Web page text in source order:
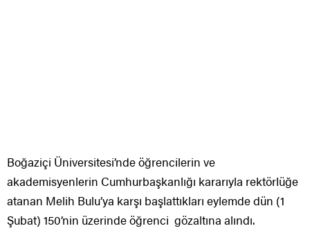
Boğaziçi Üniversitesi’nde öğrencilerin ve
akademisyenlerin Cumhurbaşkanlığı kararıyla rektörlüğe
atanan Melih Bulu’ya karşı başlattıkları eylemde dün (1
Şubat) 150’nin üzerinde öğrenci gözaltına alındı.